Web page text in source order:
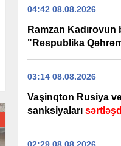
04:42 08.08.2026
Ramzan
"Respublika
03:14 08.08.2026
Vaşinqton Rusiya
sanksiyaları